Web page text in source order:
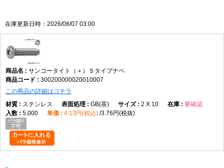
在庫更新日時：2026/08/07 03:00
サンコータイト（＋）Ｓタイプナベ
300200000020010007
この商品の詳細はコチラ
ステンレス
GB(茶) 2 X 10
要確認
5,000
4.13円(税込) 3.76円(税抜)